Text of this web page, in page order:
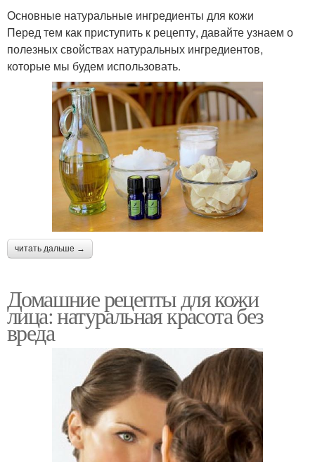
Основные натуральные ингредиенты для кожи
Перед тем как приступить к рецепту, давайте узнаем о
полезных свойствах натуральных ингредиентов,
которые мы будем использовать.
читать дальше →
Домашние рецепты для кожи
лица: натуральная красота без
вреда